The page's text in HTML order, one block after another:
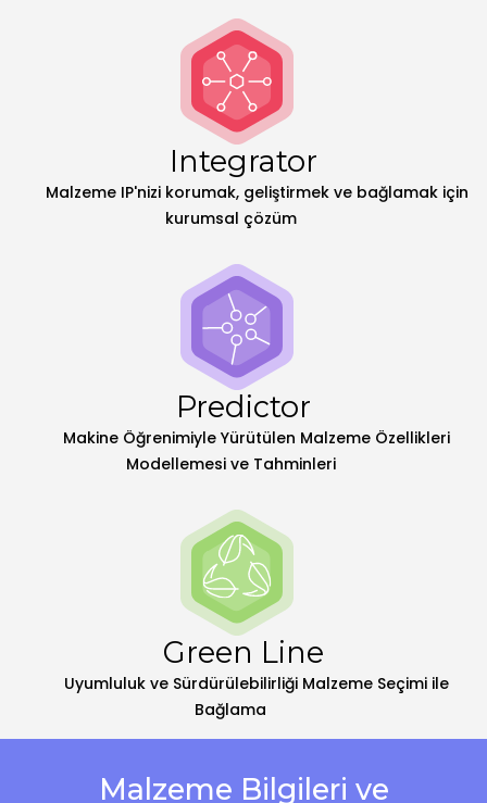
Integrator
Malzeme IP'nizi korumak, geliştirmek ve bağlamak için
kurumsal çözüm
Predictor
Makine Öğrenimiyle Yürütülen Malzeme Özellikleri
Modellemesi ve Tahminleri
Green Line
Uyumluluk ve Sürdürülebilirliği Malzeme Seçimi ile
Bağlama
Malzeme Bilgileri ve